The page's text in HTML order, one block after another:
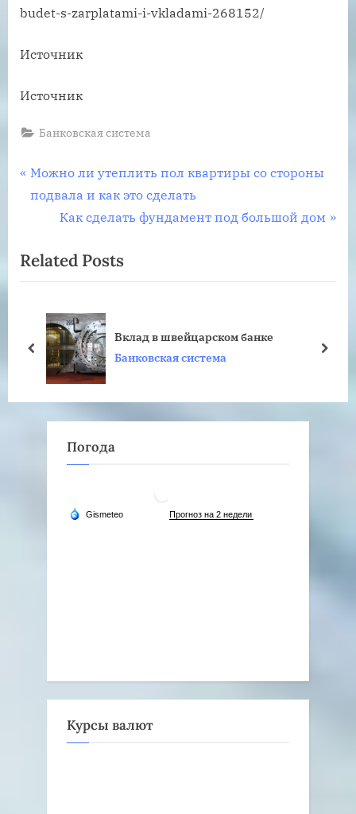
budet-s-zarplatami-i-vkladami-268152/
Источник
Источник
Банковская система
Навигация
P
r
i
o
P
Можно ли утеплить пол квартиры со стороны
подвала и как это сделать
N
x
t
o
s
t
Как сделать фундамент под большой дом
Related Posts
банке
междурародных
prev next
Погода
Курсы валют